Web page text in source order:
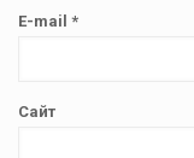
E-mail *
Сайт